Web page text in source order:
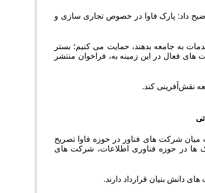
داد: پارک فاوا در خصوص تجاری سازی و
به جامعه بدهند، حمایت می کنیم؛ بستر
فعال در این زمینه به، فراخوان منتشر
نقش‌آفرینی کند.
میان شرکت های فناور در حوزه فاوا تصریح
ها در حوزه فناوری اطلاعات، شرکت های
دانش بنیان قرارداد دارند.